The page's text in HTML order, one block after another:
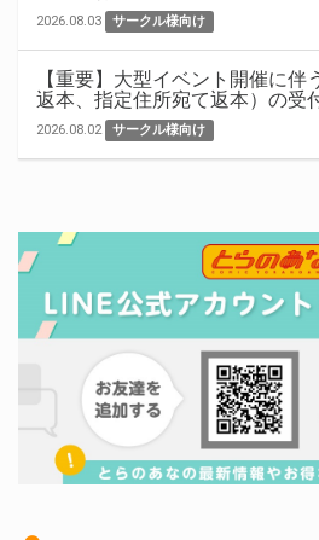
2026.08.03 サークル様向け
【重要】大型イベント開催に伴
返本、指定住所宛て返本）の受
2026.08.02 サークル様向け